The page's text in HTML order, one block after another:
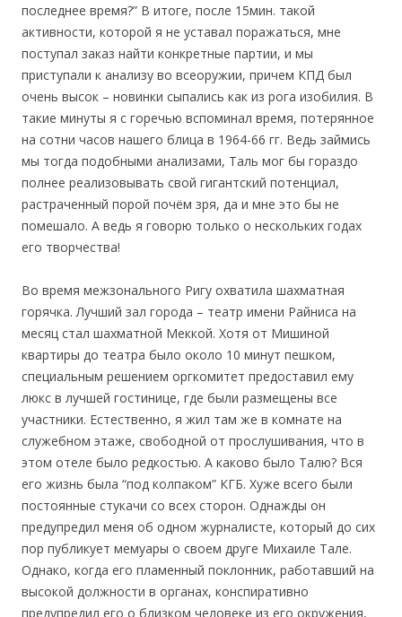
последнее время?” В итоге, после 15мин. такой
активности, которой я не уставал поражаться, мне
поступал заказ найти конкретные партии, и мы
приступали к анализу во всеоружии, причем КПД был
очень высок – новинки сыпались как из рога изобилия. В
такие минуты я с горечью вспоминал время, потерянное
на сотни часов нашего блица в 1964-66 гг. Ведь займись
мы тогда подобными анализами, Таль мог бы гораздо
полнее реализовывать свой гигантский потенциал,
растраченный порой почём зря, да и мне это бы не
помешало. А ведь я говорю только о нескольких годах
его творчества!
Во время межзонального Ригу охватила шахматная
горячка. Лучший зал города – театр имени Райниса на
месяц стал шахматной Меккой. Хотя от Мишиной
квартиры до театра было около 10 минут пешком,
специальным решением оргкомитет предоставил ему
люкс в лучшей гостинице, где были размещены все
участники. Естественно, я жил там же в комнате на
служебном этаже, свободной от прослушивания, что в
этом отеле было редкостью. А каково было Талю? Вся
его жизнь была “под колпаком” КГБ. Хуже всего были
постоянные стукачи со всех сторон. Однажды он
предупредил меня об одном журналисте, который до сих
пор публикует мемуары о своем друге Михаиле Тале.
Однако, когда его пламенный поклонник, работавший на
высокой должности в органах, конспиративно
предупредил его о близком человеке из его окружения,